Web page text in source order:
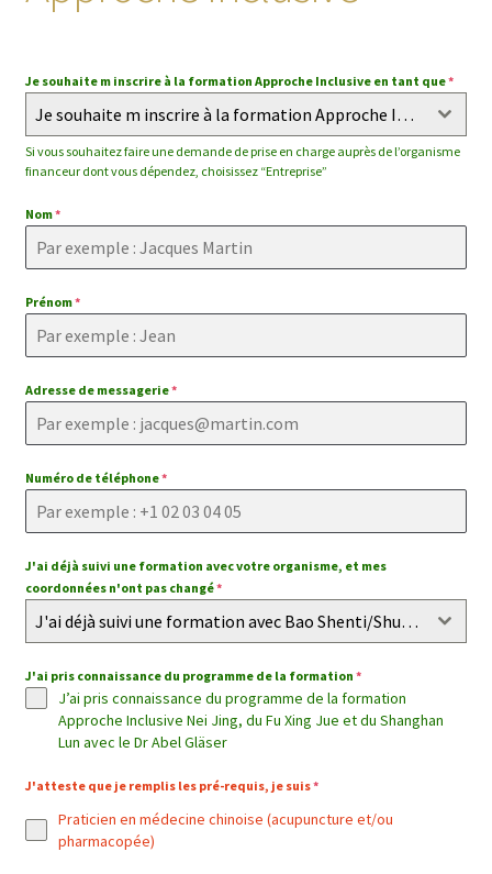
Je souhaite m inscrire à la formation Approche Inclusive en tant que*
Je souhaite m inscrire à la formation Approche Inclusive en tant que
Si vous souhaitez faire une demande de prise en charge auprès de l’organisme
financeur dont vous dépendez, choisissez “Entreprise”
Nom*
Prénom*
Adresse de messagerie*
Numéro de téléphone*
J'ai déjà suivi une formation avec votre organisme, et mes
coordonnées n'ont pas changé*
J'ai déjà suivi une formation avec Bao Shenti/Shuyuan, et mes coordonnées n'ont pas changé
J'ai pris connaissance du programme de la formation *
J’ai pris connaissance du programme de la formation
Approche Inclusive Nei Jing, du Fu Xing Jue et du Shanghan
Lun avec le Dr Abel Gläser
J'atteste que je remplis les pré-requis, je suis*
Praticien en médecine chinoise (acupuncture et/ou
pharmacopée)